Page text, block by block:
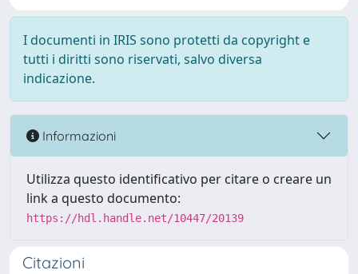
I documenti in IRIS sono protetti da copyright e
tutti i diritti sono riservati, salvo diversa
indicazione.
Informazioni
Utilizza questo identificativo per citare o creare un
link a questo documento:
https://hdl.handle.net/10447/20139
Citazioni